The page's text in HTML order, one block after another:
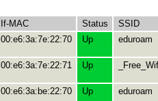
If-MAC Status SSID
00:e6:3a:7e:22:70 Up eduroam
00:e6:3a:7e:22:71 Up
00:e6:3a:be:22:70 Up eduroam